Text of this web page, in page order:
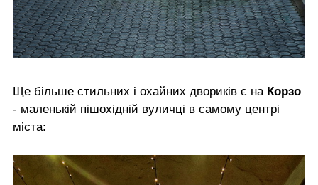
Ще більше стильних і охайних двориків є на Корзо
- маленькій пішохідній вуличці в самому центрі
міста: